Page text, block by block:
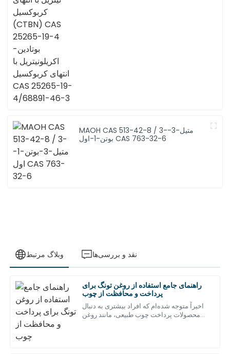
MAOH CAS 513-42-8 / 3-متیل-3-
بوتن-1-اول CAS 763-32-6
وبلاگ مرتبط نقد و بررسی‌ها
راهنمای جامع استفاده از روغن تونگ برای
پرداخت و محافظت از چوب
اخیراً متوجه شده‌ام که افراد بیشتری به دنبال
محصولات پرداخت چوب طبیعی، مانند روغن
ر
رابرت
ویلسون
کیفیت و توجه به جزئیات فوق‌العاده. تیم پشتیبانی حرفه‌ای‌گری